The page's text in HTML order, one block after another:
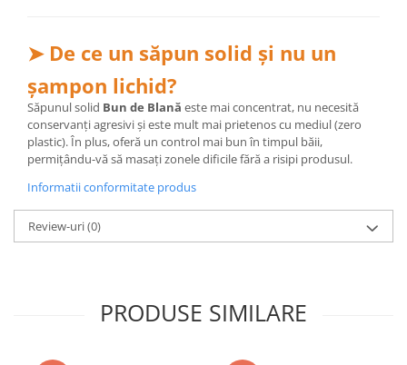
➤ De ce un săpun solid și nu un
șampon lichid?
Săpunul solid Bun de Blană este mai concentrat, nu necesită
conservanți agresivi și este mult mai prietenos cu mediul (zero
plastic). În plus, oferă un control mai bun în timpul băii,
permițându-vă să masați zonele dificile fără a risipi produsul.
Informatii conformitate produs
Review-uri(0)
PRODUSE SIMILARE